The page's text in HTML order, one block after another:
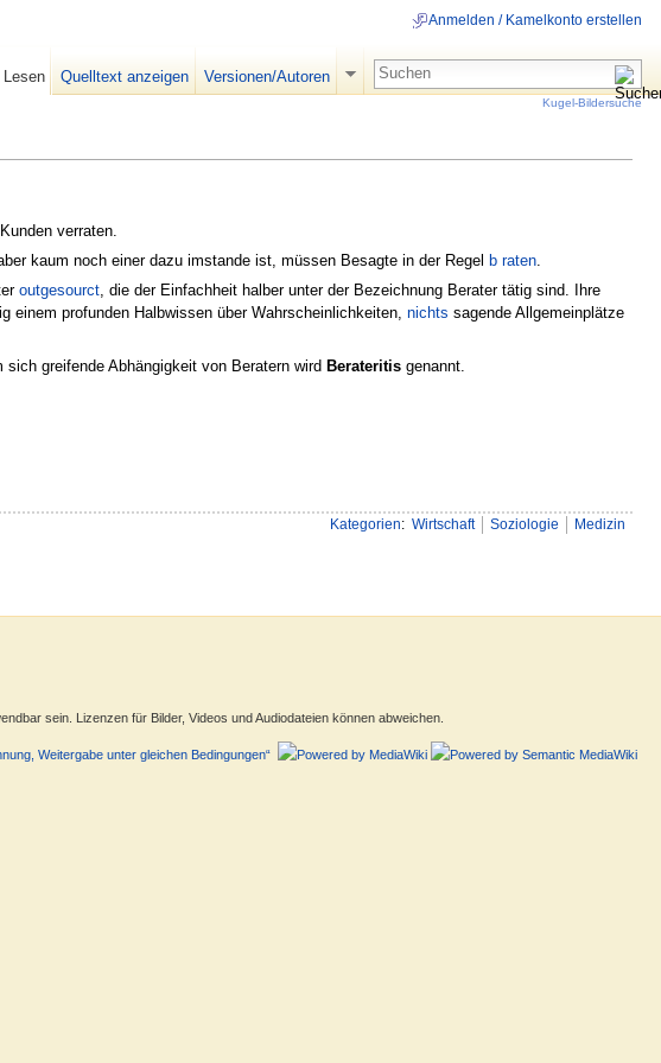
verraten.
kaum noch einer dazu imstande ist, müssen Besagte in der Regel b raten
outgesourct, die der Einfachheit halber unter der Bezeichnung Berater tätig sind. Ihre
einem profunden Halbwissen über Wahrscheinlichkeiten, nichts sagende Allgemeinplätze
sich greifende Abhängigkeit von Beratern wird Berateritis genannt.
Kategorien: Wirtschaft Soziologie Medizin
Anmelden / Kamelkonto erstellen
Lesen Quelltext anzeigen Versionen/Autoren
Kugel-Bildersuche
sein. Lizenzen für Bilder, Videos und Audiodateien können abweichen.